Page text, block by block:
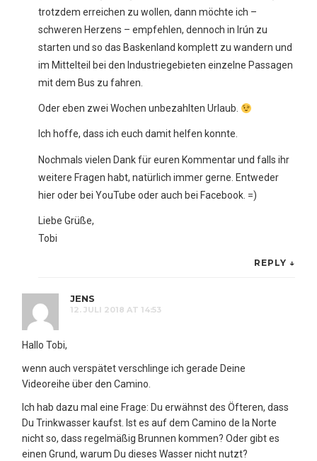
trotzdem erreichen zu wollen, dann möchte ich –
schweren Herzens – empfehlen, dennoch in Irún zu
starten und so das Baskenland komplett zu wandern und
im Mittelteil bei den Industriegebieten einzelne Passagen
mit dem Bus zu fahren.
Oder eben zwei Wochen unbezahlten Urlaub.
Ich hoffe, dass ich euch damit helfen konnte.
Nochmals vielen Dank für euren Kommentar und falls ihr
weitere Fragen habt, natürlich immer gerne. Entweder
hier oder bei YouTube oder auch bei Facebook. =)
Liebe Grüße,
Tobi
REPLY ↓
JENS
12. JULI 2018 AT 14:53
Hallo Tobi,
wenn auch verspätet verschlinge ich gerade Deine
Videoreihe über den Camino.
Ich hab dazu mal eine Frage: Du erwähnst des Öfteren, dass
Du Trinkwasser kaufst. Ist es auf dem Camino de la Norte
nicht so, dass regelmäßig Brunnen kommen? Oder gibt es
einen Grund, warum Du dieses Wasser nicht nutzt?